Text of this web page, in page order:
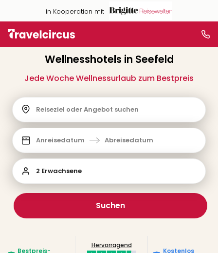
in Kooperation mit
Wellnesshotels in Seefeld
Jede Woche Wellnessurlaub zum Bestpreis
Reiseziel oder Angebot suchen
Anreisedatum Abreisedatum
2 Erwachsene
Suchen
Bestpreis­
Hervorragend
Kostenlos